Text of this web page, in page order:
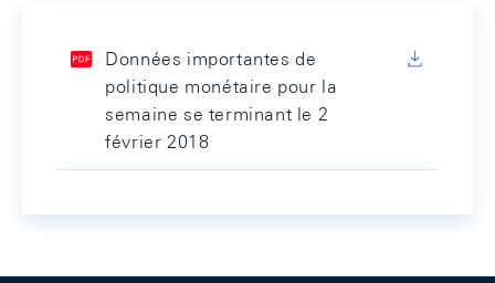
Données importantes de
politique monétaire pour la
semaine se terminant le 2
février 2018